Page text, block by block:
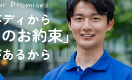
Promises
ィから
お約束」
るから